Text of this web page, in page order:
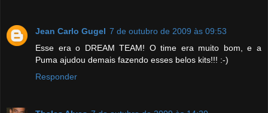
Jean Carlo Gugel 7 de outubro de 2009 às 09:53
Esse era o DREAM TEAM! O time era muito bom, e a
Puma ajudou demais fazendo esses belos kits!!! :-)
Responder